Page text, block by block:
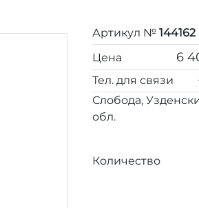
Артикул № 144162
Цена
6
Тел. для связи
Слобода,
обл.
Количество